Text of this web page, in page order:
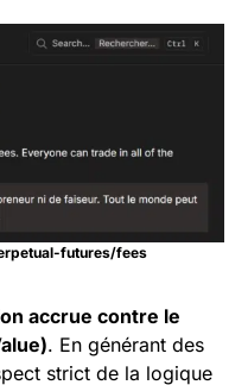
futures/fees
accrue contre le
. En générant des
strict de la logique